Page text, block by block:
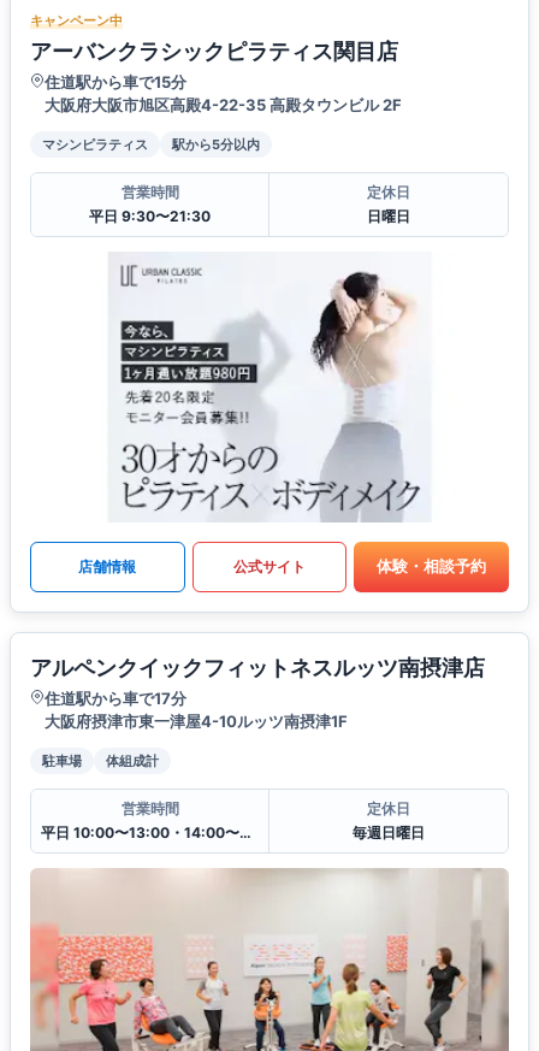
キャンペーン中
アーバンクラシックピラティス関目店
住道駅から車で15分
大阪府大阪市旭区高殿4-22-35 高殿タウンビル 2F
マシンピラティス 駅から5分以内
営業時間
平日 9:30〜21:30
定休日
日曜日
店舗情報 公式サイト 体験・相談予約
アルペンクイックフィットネスルッツ南摂津店
住道駅から車で17分
大阪府摂津市東一津屋4-10ルッツ南摂津1F
駐車場 体組成計
営業時間
平日 10:00〜13:00・14:00〜20:00
定休日
毎週日曜日